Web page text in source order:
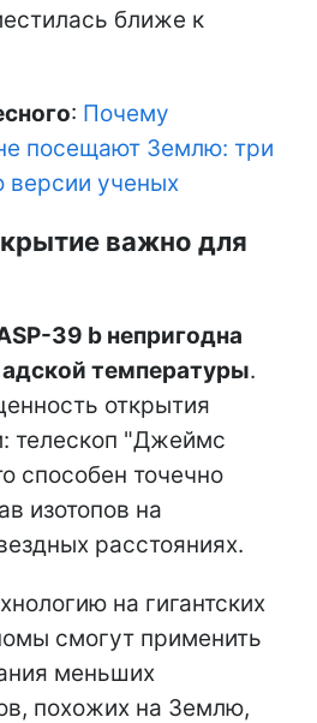
ближе к
: Почему
посещают Землю: три
версии ученых
важно для
39 b непригодна
температуры.
открытия
телескоп "Джеймс
способен точечно
изотопов на
расстояниях.
на гигантских
смогут применить
меньших
похожих на Землю,